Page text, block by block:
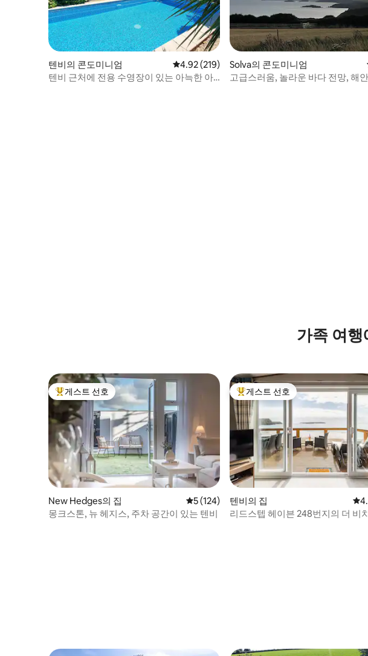
텐비의 콘도미니엄 평점 4.92점(5점 만점), 후기 219개
4.92 (219)
텐비 근처에 전용 수영장이 있는 아늑한 아
Solva의 콘도미니엄
고급스러움, 놀라운 바다 전망, 해
가족 여
상위 게스트 선호
게스트 선호
New Hedges의 집 평점 5점(5점 만점), 후기 124개
5 (124)
몽크스톤, 뉴 헤지스, 주차 공간이 있는 텐비
상위 게스트 선호
게스트 선호
텐비의 집 평
리드스텝 헤이븐 248번지의 더 비